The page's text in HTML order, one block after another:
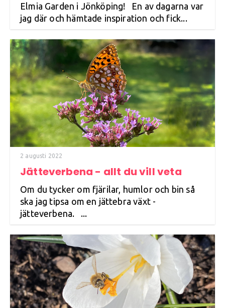
Elmia Garden i Jönköping! En av dagarna var
jag där och hämtade inspiration och fick...
2 augusti 2022
Jätteverbena - allt du vill veta
Om du tycker om fjärilar, humlor och bin så
ska jag tipsa om en jättebra växt -
jätteverbena. ...